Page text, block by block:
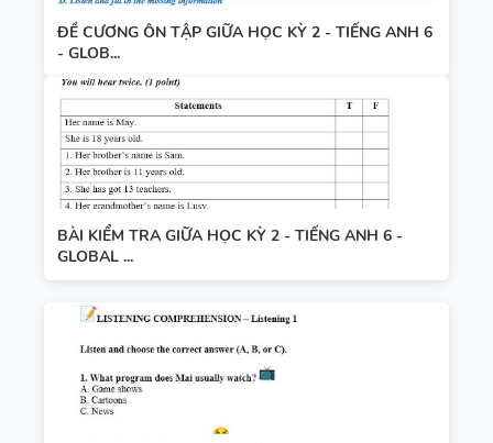
ĐỀ CƯƠNG ÔN TẬP GIỮA HỌC KỲ 2 - TIẾNG ANH 6
- GLOB...
BÀI KIỂM TRA GIỮA HỌC KỲ 2 - TIẾNG ANH 6 -
GLOBAL ...